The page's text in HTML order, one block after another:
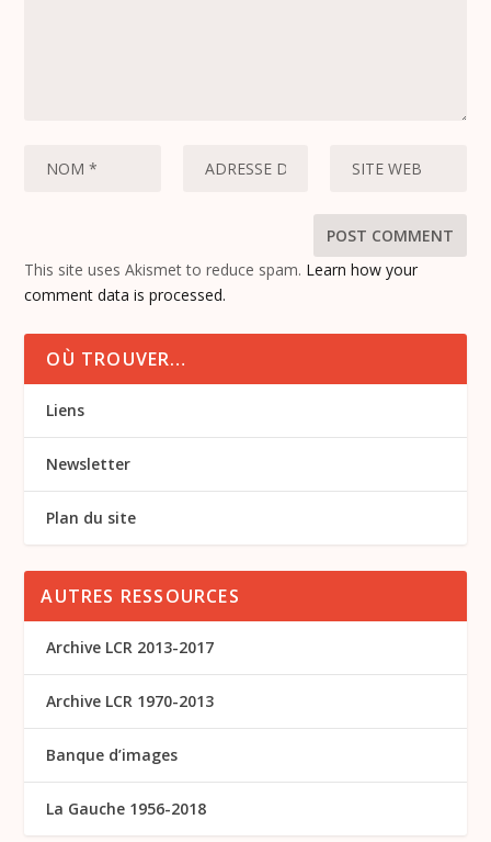
This site uses Akismet to reduce spam. Learn how your
comment data is processed.
OÙ TROUVER…
Liens
Newsletter
Plan du site
AUTRES RESSOURCES
Archive LCR 2013-2017
Archive LCR 1970-2013
Banque d’images
La Gauche 1956-2018